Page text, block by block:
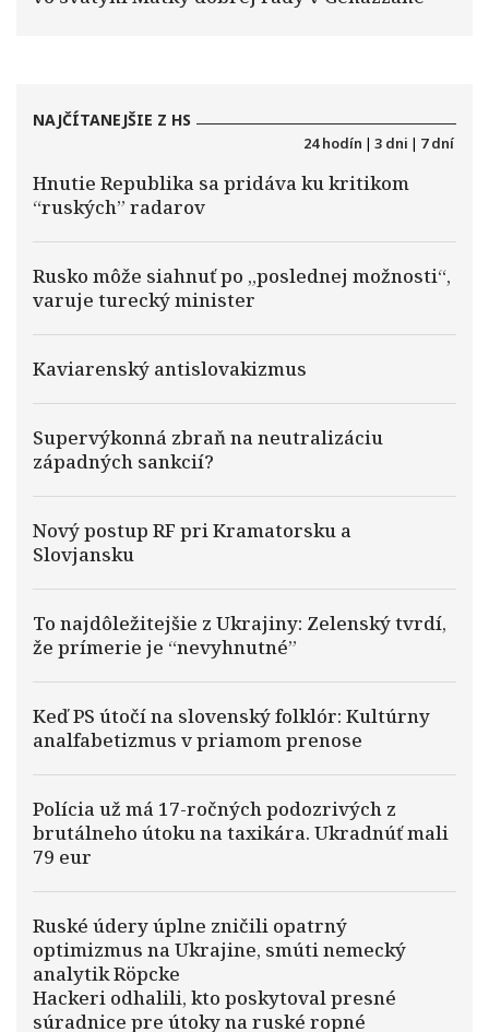
NAJČÍTANEJŠIE Z HS
24 hodín | 3 dni | 7 dní
Hnutie Republika sa pridáva ku kritikom
“ruských” radarov
Rusko môže siahnuť po „poslednej možnosti“,
varuje turecký minister
Kaviarenský antislovakizmus
Supervýkonná zbraň na neutralizáciu
západných sankcií?
Nový postup RF pri Kramatorsku a
Slovjansku
To najdôležitejšie z Ukrajiny: Zelenský tvrdí,
že prímerie je “nevyhnutné”
Keď PS útočí na slovenský folklór: Kultúrny
analfabetizmus v priamom prenose
Polícia už má 17-ročných podozrivých z
brutálneho útoku na taxikára. Ukradnúť mali
79 eur
Ruské údery úplne zničili opatrný
optimizmus na Ukrajine, smúti nemecký
analytik Röpcke
Hackeri odhalili, kto poskytoval presné
súradnice pre útoky na ruské ropné